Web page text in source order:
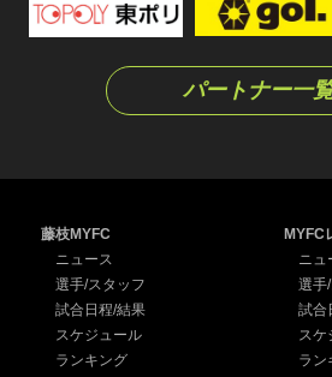
パートナー一
藤枝MYFC
ニュース
選手/スタッフ
試合日程/結果
スケジュール
ランキング
MYFC
ニュ
選手
試合
スケ
ラン